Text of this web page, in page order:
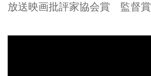
放送映画批評家協会賞 監督賞